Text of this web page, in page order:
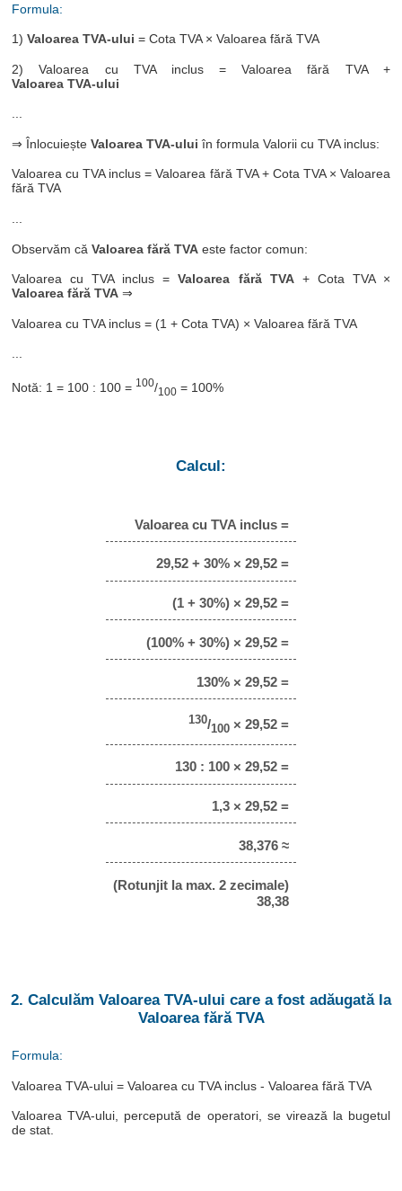
Formula:
1)Valoarea TVA-ului = Cota TVA × Valoarea fără TVA
2) Valoarea cu TVA inclus = Valoarea fără TVA +
Valoarea TVA-ului
...
⇒ ÎnlocuieșteValoarea TVA-ului în formula Valorii cu TVA inclus:
Valoarea cu TVA inclus = Valoarea fără TVA + Cota TVA × Valoarea
fără TVA
Observăm căValoarea fără TVA este factor comun:
Valoarea cu TVA inclus =Valoarea fără TVA+ Cota TVA ×
Valoarea fără TVA ⇒
Valoarea cu TVA inclus = (1 + Cota TVA) × Valoarea fără TVA
Notă: 1 = 100 : 100 = 100/100 = 100%
Calcul:
Valoarea cu TVA inclus =
29,52 + 30% × 29,52 =
(1 + 30%) × 29,52 =
(100% + 30%) × 29,52 =
130% × 29,52 =
130/100 × 29,52 =
130 : 100 × 29,52 =
1,3 × 29,52 =
38,376 ≈
(Rotunjit la max. 2 zecimale)
38,38
2. Calculăm Valoarea TVA-ului care a fost adăugată la
Valoarea fără TVA
Formula:
Valoarea TVA-ului = Valoarea cu TVA inclus - Valoarea fără TVA
Valoarea TVA-ului, percepută de operatori, se virează la bugetul
de stat.